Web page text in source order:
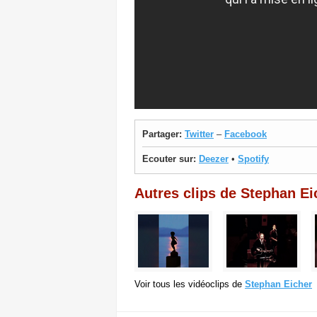
Partager: Twitter – Facebook
Ecouter sur: Deezer • Spotify
Autres clips de Stephan
Voir tous les vidéoclips de Stephan Eicher